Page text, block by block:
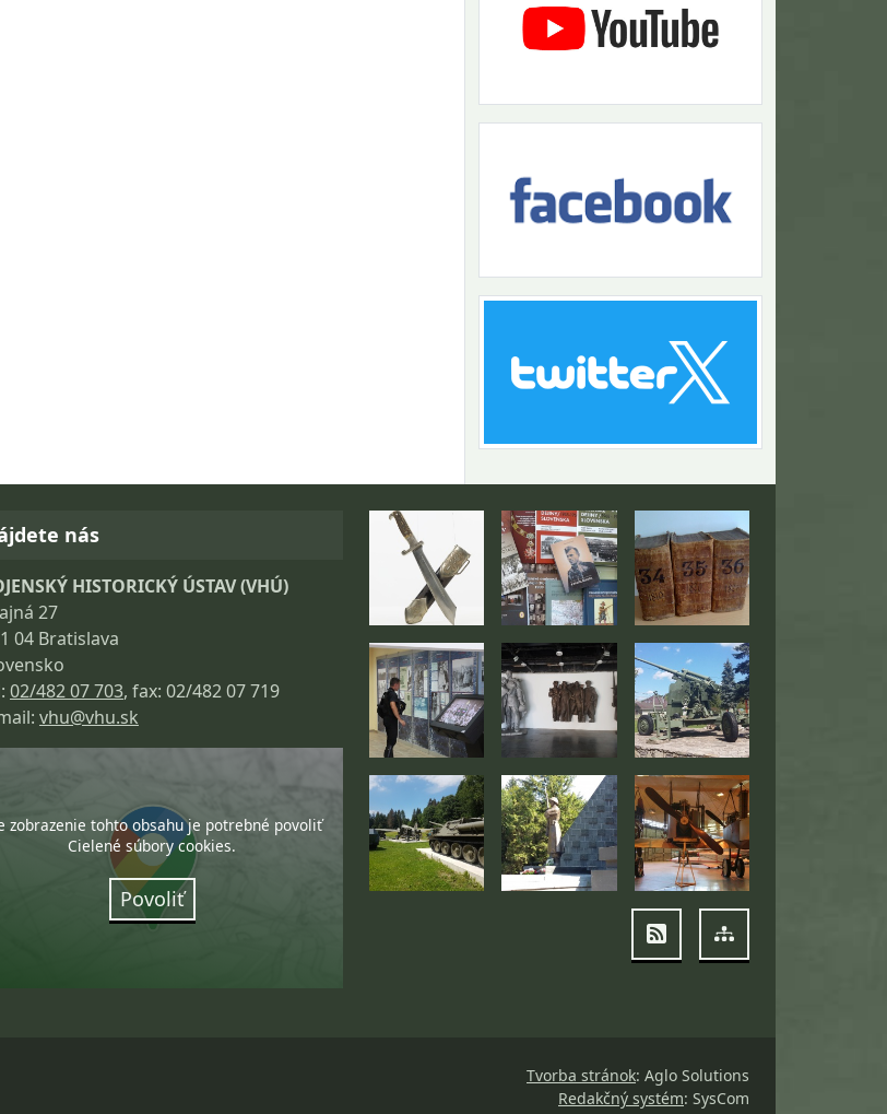
Návrat na začiatok stránky
nás
HISTORICKÝ ÚSTAV (VHÚ)
27
04 Bratislava
02/482 07 703, fax: 02/482 07 719
vhu@vhu.sk
zobrazenie tohto obsahu je potrebné povoliť
Cielené súbory cookies.
Povoliť
Fotogaléria
RSS Mapa stránok
Tvorba stránok: Aglo Solutions
Redakčný systém: SysCom